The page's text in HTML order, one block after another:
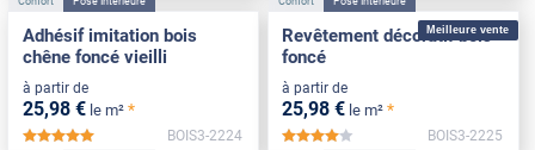
Adhésif imitation bois
chêne foncé vieilli
à partir de
25,98 € le m² *
*****
BOIS3-2224
Meilleure vente
Revêtement décoratif bois
foncé
à partir de
25,98 € le m² *
*****
BOIS3-2225